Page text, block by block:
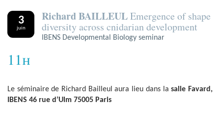
3
juin
Richard BAILLEULEmergence of shape
diversity across cnidarian development
IBENS Developmental Biology seminar
11h
Le séminaire de Richard Bailleul aura lieu dans lasalle Favard,
IBENS 46 rue d’Ulm 75005 Paris